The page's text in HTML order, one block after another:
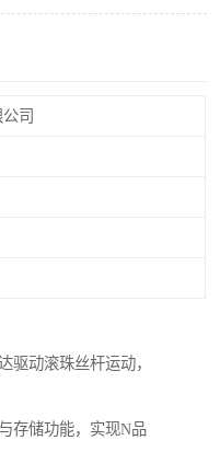
司
驱动滚珠丝杆运动，
存储功能，实现N品